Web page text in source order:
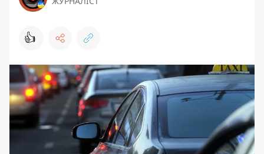
👍